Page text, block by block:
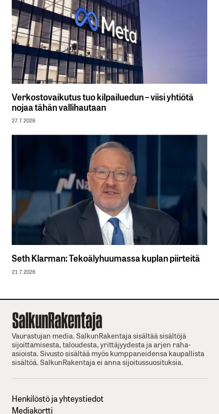
Verkostovaikutus tuo kilpailuedun – viisi yhtiötä
nojaa tähän vallihautaan
27.7.2026
Seth Klarman: Tekoälyhuumassa kuplan piirteitä
21.7.2026
Vaurastujan media. SalkunRakentaja sisältää sisältöjä
sijoittamisesta, taloudesta, yrittäjyydesta ja arjen raha-
asioista. Sivusto sisältää myös kumppaneidensa kaupallista
sisältöä. SalkunRakentaja ei anna sijoitussuosituksia.
Henkilöstö ja yhteystiedot
Mediakortti